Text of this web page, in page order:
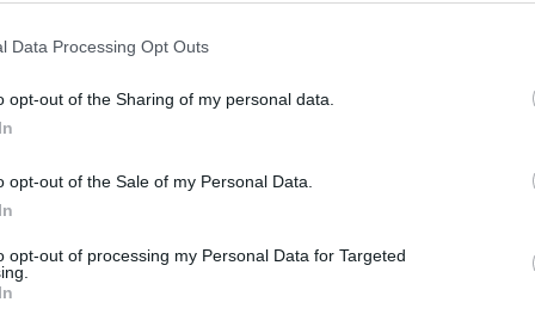
Data Processing Opt Outs
opt-out of the Sharing of my personal data.
opt-out of the Sale of my Personal Data.
opt-out of processing my Personal Data for Targeted
papírmerítő alkotásaiból nyílik tárlat a Széna
és számítógépes részlegben június 5-én, 13
Bevezetőt mond Neubart István, a Székesfehérvári
ahol F. Dőry Magdolna
A Városkép - Máskép(p) című
és digitalizálási csoportjának A 20. századi
a Fejér megyei gyűjtemény anyagából. A